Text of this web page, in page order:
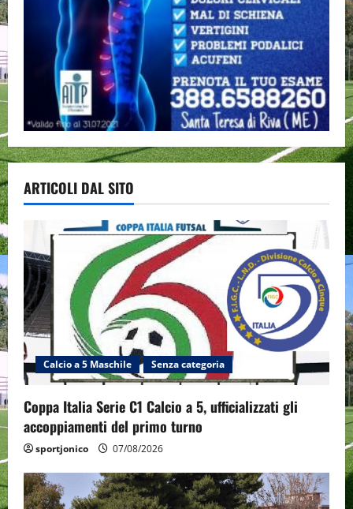
ARTICOLI DAL SITO
Calcio a 5 Maschile Senza categoria
Coppa Italia Serie C1 Calcio a 5, ufficializzati gli
accoppiamenti del primo turno
sportjonico 07/08/2026